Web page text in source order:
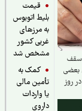
قیمت
بلیط اتوبوس
به مرزهای
غربی کشور
مشخص شد
کمک به
تأمین مالی
یا واردات